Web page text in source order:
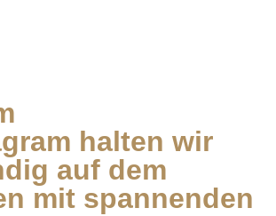
halten wir
auf dem
mit spannenden